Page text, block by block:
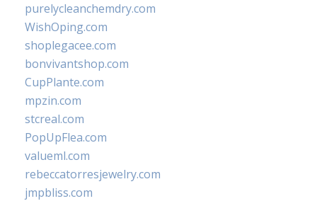
purelycleanchemdry.com
WishOping.com
shoplegacee.com
bonvivantshop.com
CupPlante.com
mpzin.com
stcreal.com
PopUpFlea.com
valueml.com
rebeccatorresjewelry.com
jmpbliss.com